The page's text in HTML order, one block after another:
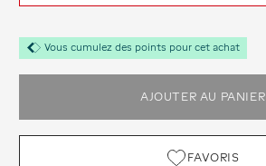
Vous cumulez des points pour cet achat
AJOUTER AU PANIER
FAVORIS